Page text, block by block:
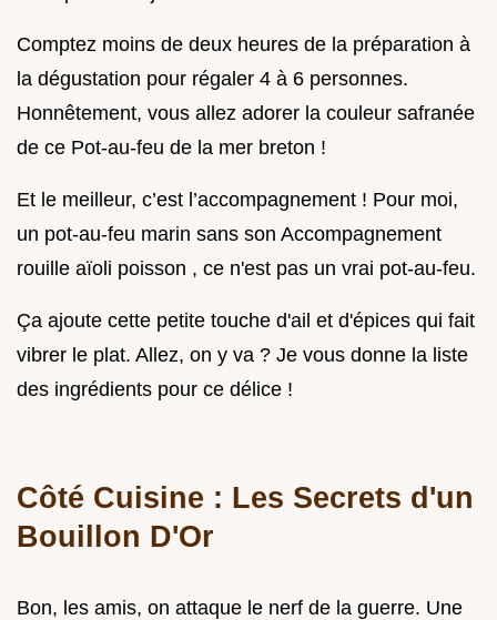
Comptez moins de deux heures de la préparation à
la dégustation pour régaler 4 à 6 personnes.
Honnêtement, vous allez adorer la couleur safranée
de ce Pot-au-feu de la mer breton !
Et le meilleur, c’est l’accompagnement ! Pour moi,
un pot-au-feu marin sans son Accompagnement
rouille aïoli poisson , ce n'est pas un vrai pot-au-feu.
Ça ajoute cette petite touche d'ail et d'épices qui fait
vibrer le plat. Allez, on y va ? Je vous donne la liste
des ingrédients pour ce délice !
Côté Cuisine : Les Secrets d'un
Bouillon D'Or
Bon, les amis, on attaque le nerf de la guerre. Une